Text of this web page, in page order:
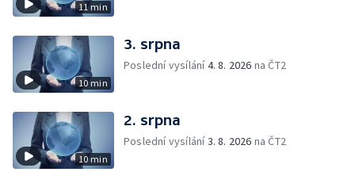
11 min
10 min
3. srpna
Poslední vysílání4. 8. 2026 na ČT2
10 min
2. srpna
Poslední vysílání3. 8. 2026 na ČT2